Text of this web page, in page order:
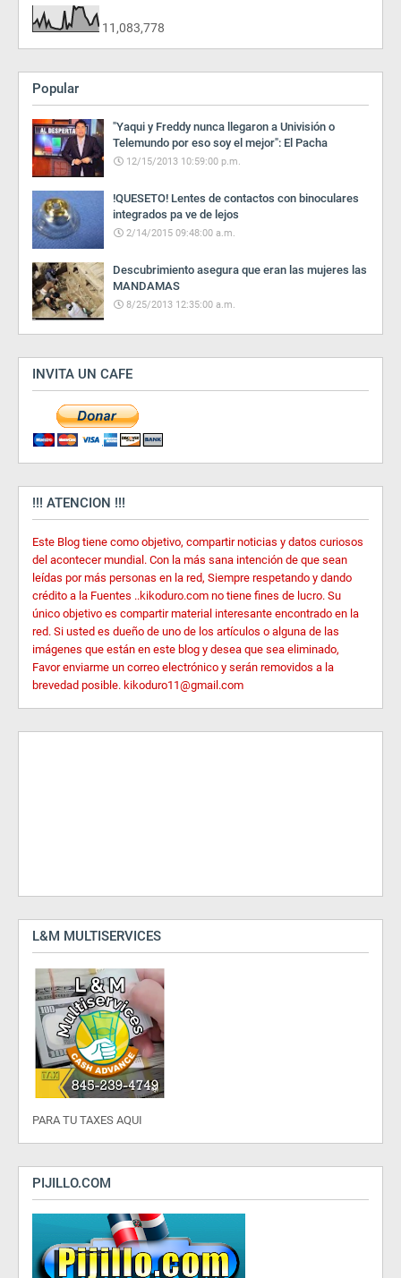
11,083,778
Popular
"Yaqui y Freddy nunca llegaron a Univisión o
Telemundo por eso soy el mejor": El Pacha
12/15/2013 10:59:00 p.m.
!QUESETO! Lentes de contactos con binoculares
integrados pa ve de lejos
2/14/2015 09:48:00 a.m.
Descubrimiento asegura que eran las mujeres las
MANDAMAS
8/25/2013 12:35:00 a.m.
INVITA UN CAFE
!!! ATENCION !!!
Este Blog tiene como objetivo, compartir noticias y datos curiosos
del acontecer mundial. Con la más sana intención de que sean
leídas por más personas en la red, Siempre respetando y dando
crédito a la Fuentes ..kikoduro.com no tiene fines de lucro. Su
único objetivo es compartir material interesante encontrado en la
red. Si usted es dueño de uno de los artículos o alguna de las
imágenes que están en este blog y desea que sea eliminado,
Favor enviarme un correo electrónico y serán removidos a la
brevedad posible. kikoduro11@gmail.com
L&M MULTISERVICES
PARA TU TAXES AQUI
PIJILLO.COM